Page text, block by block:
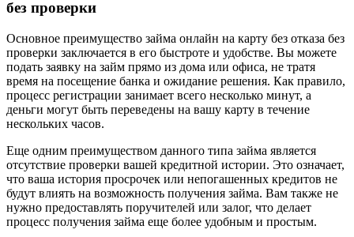
без проверки
Основное преимущество займа онлайн на карту без отказа без
проверки заключается в его быстроте и удобстве. Вы можете
подать заявку на займ прямо из дома или офиса, не тратя
время на посещение банка и ожидание решения. Как правило,
процесс регистрации занимает всего несколько минут, а
деньги могут быть переведены на вашу карту в течение
нескольких часов.
Еще одним преимуществом данного типа займа является
отсутствие проверки вашей кредитной истории. Это означает,
что ваша история просрочек или непогашенных кредитов не
будут влиять на возможность получения займа. Вам также не
нужно предоставлять поручителей или залог, что делает
процесс получения займа еще более удобным и простым.